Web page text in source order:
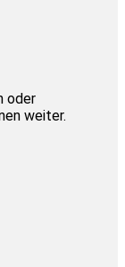
oder
weiter.